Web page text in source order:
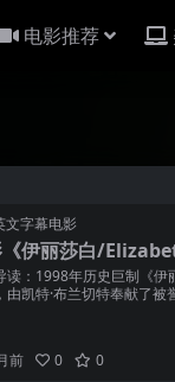
电影推荐
文字幕电影
伊丽莎白/
读：1998年历史巨制《伊
由凯特·布兰切特奉献了被
前 0 0